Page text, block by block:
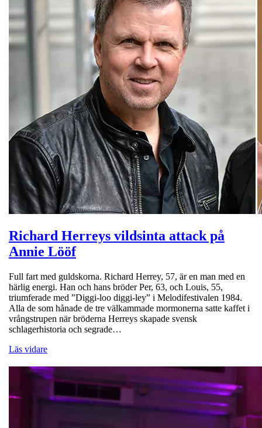
Richard Herreys vildsinta attack på
Annie Lööf
Full fart med guldskorna. Richard Herrey, 57, är en man med en
härlig energi. Han och hans bröder Per, 63, och Louis, 55,
triumferade med ”Diggi-loo diggi-ley” i Melodifestivalen 1984.
Alla de som hånade de tre välkammade mormonerna satte kaffet i
vrångstrupen när bröderna Herreys skapade svensk
schlagerhistoria och segrade…
Läs vidare